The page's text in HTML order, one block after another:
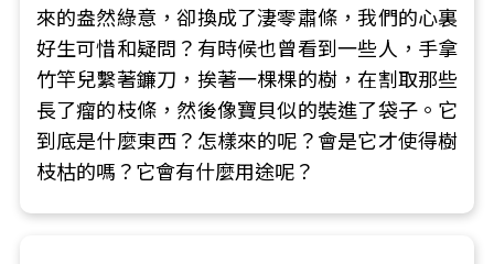
來的盎然綠意，卻換成了淒零肅條，我們的心裏
好生可惜和疑問？有時候也曾看到一些人，手拿
竹竿兒繫著鐮刀，挨著一棵棵的樹，在割取那些
長了瘤的枝條，然後像寶貝似的裝進了袋子。它
到底是什麼東西？怎樣來的呢？會是它才使得樹
枝枯的嗎？它會有什麼用途呢？